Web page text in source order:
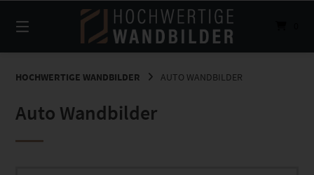
zum
Inhalt
HOCHWERTIGE WANDBILDER AUTO WANDBILDER
Auto Wandbilder